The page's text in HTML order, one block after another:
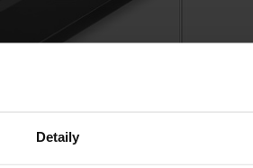
Detaily